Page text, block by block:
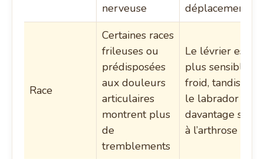
nerveuse
déplacements
Race
Certaines races
frileuses ou
prédisposées
aux douleurs
articulaires
montrent plus
de
tremblements
Le lévrier est
plus sensible au
froid, tandis que
le labrador est
davantage sujet
à l’arthrose